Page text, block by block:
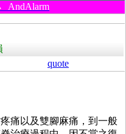
AndAlarm
quote
痛以及雙腳麻痛，到一般